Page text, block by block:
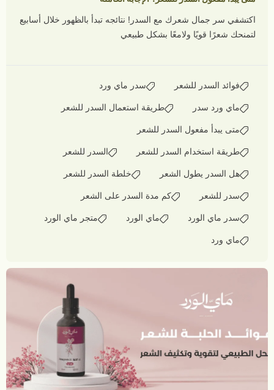
اكتشفي سر جمال شعرك مع السدر! نتائجه تبدأ بالظهور خلال أسابيع
لتمنحك شعرًا قويًا ولامعًا بشكل طبيعي
فوائد السدر للشعر سدر ماي ورد
ماي ورد سدر طريقة استعمال السدر للشعر
متى يبدأ مفعول السدر للشعر
طريقة استخدام السدر للشعر السدر للشعر
هل السدر يطول الشعر خلطة السدر للشعر
سدر للشعر كم مدة السدر على الشعر
سدر ماي الورد ماي الورد متجر ماي الورد
ماي ورد